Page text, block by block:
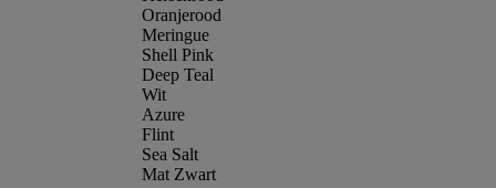
Oranjerood
Meringue
Shell Pink
Deep Teal
Wit
Azure
Flint
Sea Salt
Mat Zwart